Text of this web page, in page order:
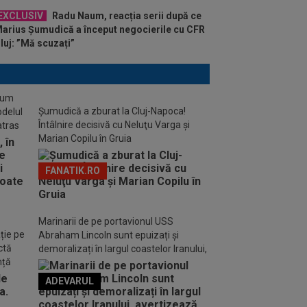
Radu Naum, reacția serii după ce
Șumudică a început negocierile cu CFR
”Mă scuzați”
Șumudică a zburat la Cluj-Napoca!
Întâlnire decisivă cu Neluţu Varga şi
Marian Copilu în Gruia
FANATIK.RO
pe
Marinarii de pe portavionul USS
Abraham Lincoln sunt epuizați și
demoralizați în largul coastelor Iranului,
avertizează familiile acestora
ADEVARUL